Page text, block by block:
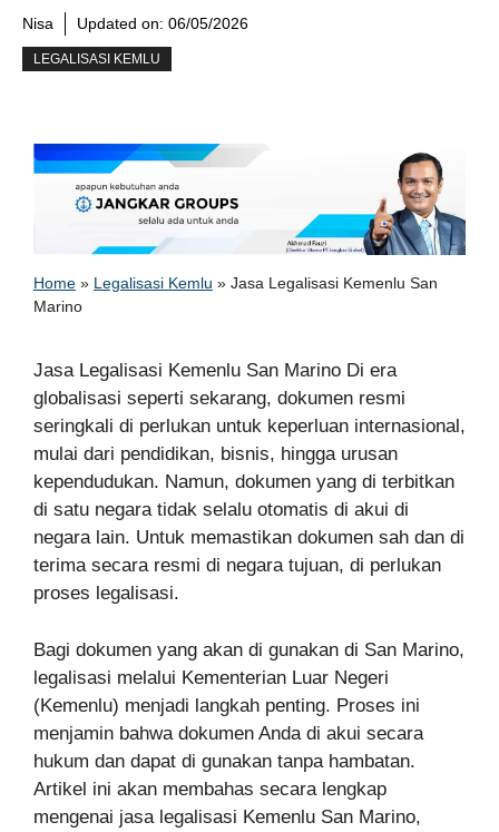
Nisa Updated on: 06/05/2026
LEGALISASI KEMLU
Home » Legalisasi Kemlu » Jasa Legalisasi Kemenlu San
Marino
Jasa Legalisasi Kemenlu San Marino Di era
globalisasi seperti sekarang, dokumen resmi
seringkali di perlukan untuk keperluan internasional,
mulai dari pendidikan, bisnis, hingga urusan
kependudukan. Namun, dokumen yang di terbitkan
di satu negara tidak selalu otomatis di akui di
negara lain. Untuk memastikan dokumen sah dan di
terima secara resmi di negara tujuan, di perlukan
proses legalisasi.
Bagi dokumen yang akan di gunakan di San Marino,
legalisasi melalui Kementerian Luar Negeri
(Kemenlu) menjadi langkah penting. Proses ini
menjamin bahwa dokumen Anda di akui secara
hukum dan dapat di gunakan tanpa hambatan.
Artikel ini akan membahas secara lengkap
mengenai jasa legalisasi Kemenlu San Marino,